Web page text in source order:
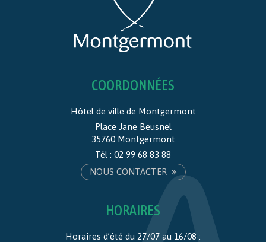
COORDONNÉES
Hôtel de ville de Montgermont
Place Jane Beusnel
35760 Montgermont
Tél : 02 99 68 83 88
NOUS CONTACTER
HORAIRES
Horaires d’été du 27/07 au 16/08 :